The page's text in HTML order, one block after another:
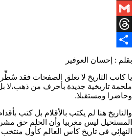
X
Gmail
Threads
Share
بقلم : إحسان العوفير
يا كاتب التاريخ لا تغلق الصفحات فقد
ملحمة تاريخية جديدة بأحرف من ذهب،لا
وحاضرا ومستقبلا.
والتاريخ هنا لم يكتب بالأقلام بل كتب
المستحيل ليس مغربيا وأن الحلم حق
النهائي في تاريخ كأس العالم كأول